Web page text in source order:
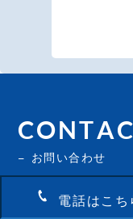
お問い合わせ
電話はこち